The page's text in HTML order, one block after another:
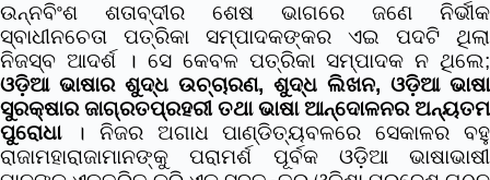
ଉନ୍ନବିଂଶ ଶତାବ୍ଦୀର ଶେଷ ଭାଗରେ ଜଣେ ନିର୍ଭୀକ
ସ୍ବାଧୀନଚେତା ପତ୍ରିକା ସମ୍ପାଦକଙ୍କର ଏଇ ପଦଟି ଥିଲା
ନିଜସ୍ବ ଆଦର୍ଶ । ସେ କେବଳ ପତ୍ରିକା ସମ୍ପାଦକ ନ ଥିଲେ;
ଓଡ଼ିଆ ଭାଷାର ଶୁଦ୍ଧ ଉଚ୍ଚାରଣ, ଶୁଦ୍ଧ ଲିଖନ, ଓଡ଼ିଆ ଭାଷା
ସୁରକ୍ଷାର ଜାଗ୍ରତପ୍ରହରୀ ତଥା ଭାଷା ଆନ୍ଦୋଳନର ଅନ୍ୟତମ
ପୁରୋଧା। ନିଜର ଅଗାଧ ପାଣ୍ଡିତ୍ୟବଳରେ ସେକାଳର ବହୁ
ରାଜାମହାରାଜାମାନଙ୍କୁ ପରାମର୍ଶ ପୂର୍ବକ ଓଡ଼ିଆ ଭାଷାଭାଷୀ